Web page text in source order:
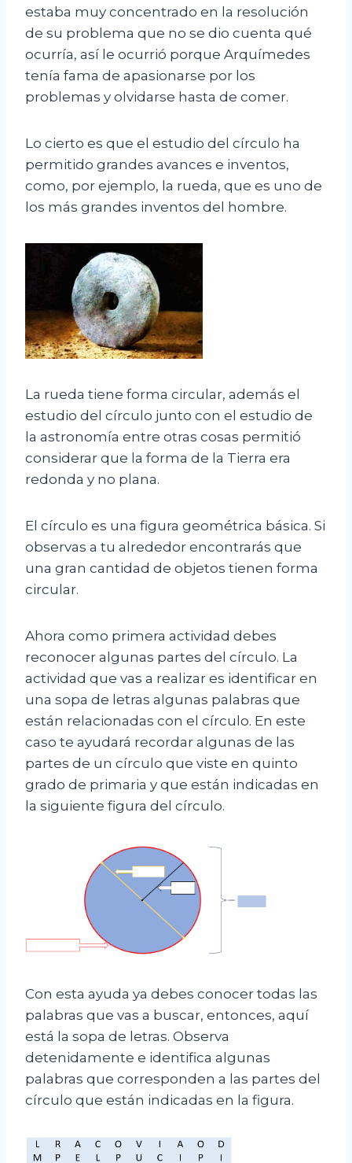
estaba muy concentrado en la resolución
de su problema que no se dio cuenta qué
ocurría, así le ocurrió porque Arquímedes
tenía fama de apasionarse por los
problemas y olvidarse hasta de comer.
Lo cierto es que el estudio del círculo ha
permitido grandes avances e inventos,
como, por ejemplo, la rueda, que es uno de
los más grandes inventos del hombre.
La rueda tiene forma circular, además el
estudio del círculo junto con el estudio de
la astronomía entre otras cosas permitió
considerar que la forma de la Tierra era
redonda y no plana.
El círculo es una figura geométrica básica. Si
observas a tu alrededor encontrarás que
una gran cantidad de objetos tienen forma
circular.
Ahora como primera actividad debes
reconocer algunas partes del círculo. La
actividad que vas a realizar es identificar en
una sopa de letras algunas palabras que
están relacionadas con el círculo. En este
caso te ayudará recordar algunas de las
partes de un círculo que viste en quinto
grado de primaria y que están indicadas en
la siguiente figura del círculo.
Con esta ayuda ya debes conocer todas las
palabras que vas a buscar, entonces, aquí
está la sopa de letras. Observa
detenidamente e identifica algunas
palabras que corresponden a las partes del
círculo que están indicadas en la figura.